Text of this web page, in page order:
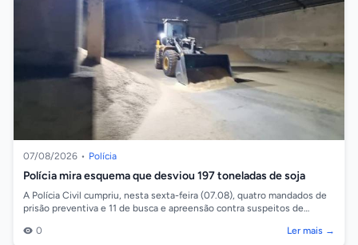
07/08/2026 • Polícia
Polícia mira esquema que desviou 197 toneladas de soja
A Polícia Civil cumpriu, nesta sexta-feira (07.08), quatro mandados de
prisão preventiva e 11 de busca e apreensão contra suspeitos de
0
Ler mais →